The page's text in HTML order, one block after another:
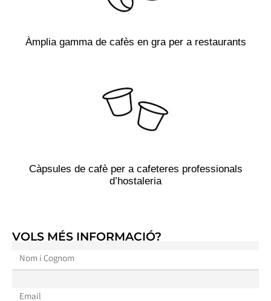
Àmplia gamma de cafès en gra per a restaurants
Càpsules de cafè per a cafeteres professionals
d’hostaleria
VOLS MÉS INFORMACIÓ?